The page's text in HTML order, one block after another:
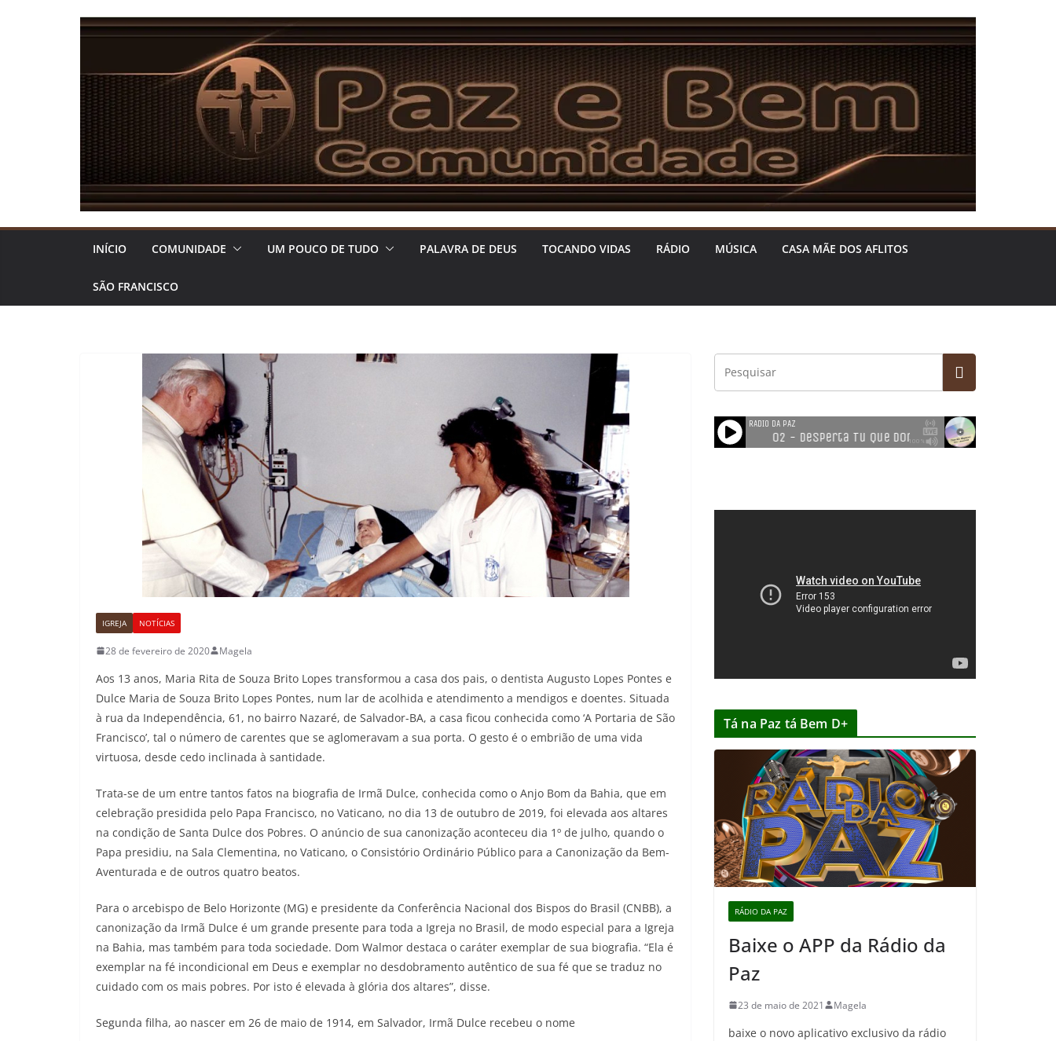
INÍCIO COMUNIDADE UM POUCO DE TUDO PALAVRA DE DEUS TOCANDO VIDAS RÁDIO MÚSICA CASA MÃE DOS AFLITOS
SÃO FRANCISCO
IGREJA NOTÍCIAS
28 de fevereiro de 2020 Magela
Aos 13 anos, Maria Rita de Souza Brito Lopes transformou a casa dos pais, o dentista Augusto Lopes Pontes e
Dulce Maria de Souza Brito Lopes Pontes, num lar de acolhida e atendimento a mendigos e doentes. Situada
à rua da Independência, 61, no bairro Nazaré, de Salvador-BA, a casa ficou conhecida como ‘A Portaria de São
Francisco’, tal o número de carentes que se aglomeravam a sua porta. O gesto é o embrião de uma vida
virtuosa, desde cedo inclinada à santidade.
Trata-se de um entre tantos fatos na biografia de Irmã Dulce, conhecida como o Anjo Bom da Bahia, que em
celebração presidida pelo Papa Francisco, no Vaticano, no dia 13 de outubro de 2019, foi elevada aos altares
na condição de Santa Dulce dos Pobres. O anúncio de sua canonização aconteceu dia 1º de julho, quando o
Papa presidiu, na Sala Clementina, no Vaticano, o Consistório Ordinário Público para a Canonização da Bem-
Aventurada e de outros quatro beatos.
Para o arcebispo de Belo Horizonte (MG) e presidente da Conferência Nacional dos Bispos do Brasil (CNBB), a
canonização da Irmã Dulce é um grande presente para toda a Igreja no Brasil, de modo especial para a Igreja
na Bahia, mas também para toda sociedade. Dom Walmor destaca o caráter exemplar de sua biografia. “Ela é
exemplar na fé incondicional em Deus e exemplar no desdobramento autêntico de sua fé que se traduz no
cuidado com os mais pobres. Por isto é elevada à glória dos altares”, disse.
Segunda filha, ao nascer em 26 de maio de 1914, em Salvador, Irmã Dulce recebeu o nome
Tá na Paz tá Bem D+
RÁDIO DA PAZ
Baixe o APP da Rádio da
Paz
23 de maio de 2021 Magela
baixe o novo aplicativo exclusivo da rádio